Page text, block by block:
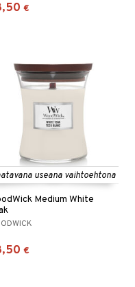
€
useana vaihtoehtona
Medium White
€